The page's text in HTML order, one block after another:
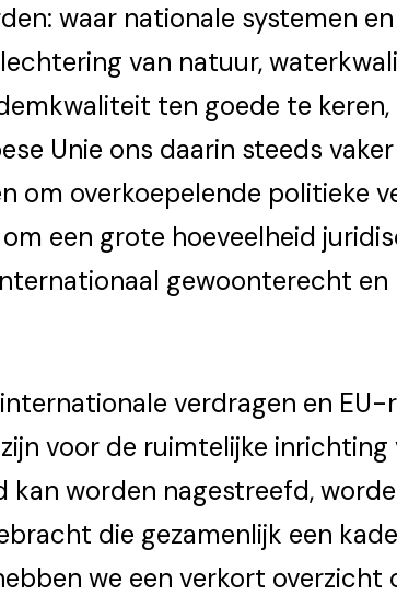
waar nationale systemen
van natuur,
ten goede te keren,
Unie ons daarin steeds
om overkoepelende politieke
een grote hoeveelheid
gewoonterecht en
verdragen en
voor de ruimtelijke inrichting
kan worden nagestreefd,
die gezamenlijk een
we een verkort overzicht